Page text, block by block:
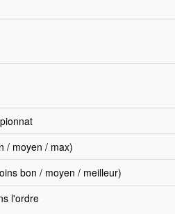
/ moyen / max)
bon / moyen / meilleur)
l'ordre